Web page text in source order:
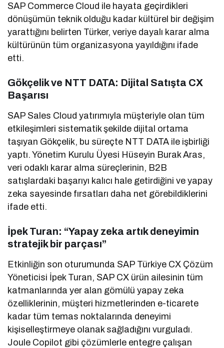
SAP Commerce Cloud ile hayata geçirdikleri
dönüşümün teknik olduğu kadar kültürel bir değişim
yarattığını belirten Türker, veriye dayalı karar alma
kültürünün tüm organizasyona yayıldığını ifade
etti.
Gökçelik ve NTT DATA: Dijital Satışta CX
Başarısı
SAP Sales Cloud yatırımıyla müşteriyle olan tüm
etkileşimleri sistematik şekilde dijital ortama
taşıyan Gökçelik, bu süreçte NTT DATA ile işbirliği
yaptı. Yönetim Kurulu Üyesi Hüseyin Burak Aras,
veri odaklı karar alma süreçlerinin, B2B
satışlardaki başarıyı kalıcı hale getirdiğini ve yapay
zeka sayesinde fırsatları daha net görebildiklerini
ifade etti.
İpek Turan: “Yapay zeka artık deneyimin
stratejik bir parçası”
Etkinliğin son oturumunda SAP Türkiye CX Çözüm
Yöneticisi İpek Turan, SAP CX ürün ailesinin tüm
katmanlarında yer alan gömülü yapay zeka
özelliklerinin, müşteri hizmetlerinden e-ticarete
kadar tüm temas noktalarında deneyimi
kişiselleştirmeye olanak sağladığını vurguladı.
Joule Copilot gibi çözümlerle entegre çalışan